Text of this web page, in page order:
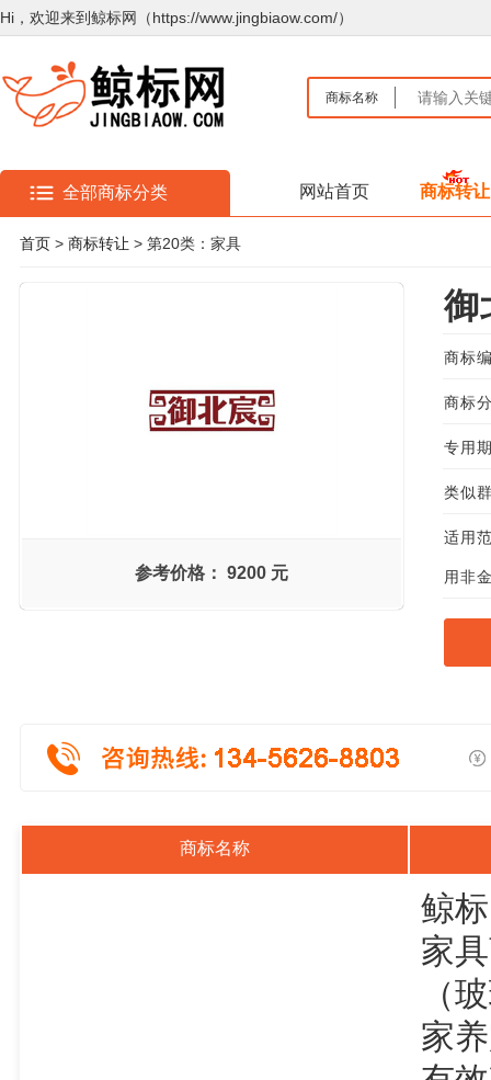
Hi，欢迎来到鲸标网（https://www.jingbiaow.com/）
商标名称
全部商标分类 网站首页 商标转让
首页 > 商标转让 > 第20类：家具
参考价格： 9200 元
御
商标
商标
专用
类似
适用
用非
商标名称
鲸
家
（
家